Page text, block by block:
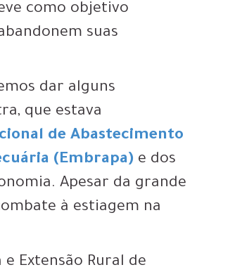
como objetivo
suas
dar alguns
que estava
de Abastecimento
(Embrapa) e dos
Apesar da grande
à estiagem na
Extensão Rural de